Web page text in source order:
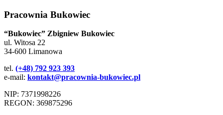
Pracownia Bukowiec
“Bukowiec” Zbigniew Bukowiec
ul. Witosa 22
34-600 Limanowa
tel. (+48) 792 923 393
e-mail: kontakt@pracownia-bukowiec.pl
NIP: 7371998226
REGON: 369875296